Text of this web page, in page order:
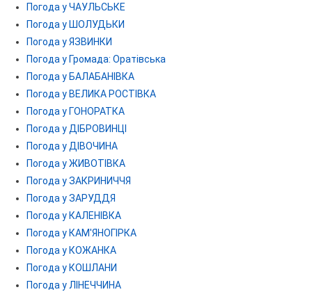
Погода у ЧАУЛЬСЬКЕ
Погода у ШОЛУДЬКИ
Погода у ЯЗВИНКИ
Погода у Громада: Оратівська
Погода у БАЛАБАНІВКА
Погода у ВЕЛИКА РОСТІВКА
Погода у ГОНОРАТКА
Погода у ДІБРОВИНЦІ
Погода у ДІВОЧИНА
Погода у ЖИВОТІВКА
Погода у ЗАКРИНИЧЧЯ
Погода у ЗАРУДДЯ
Погода у КАЛЕНІВКА
Погода у КАМ'ЯНОГІРКА
Погода у КОЖАНКА
Погода у КОШЛАНИ
Погода у ЛІНЕЧЧИНА